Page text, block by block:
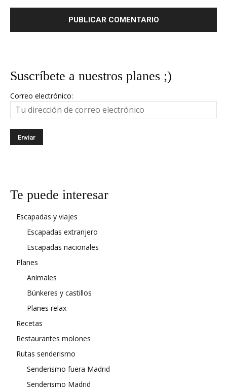
Suscríbete a nuestros planes ;)
Correo electrónico:
Te puede interesar
Escapadas y viajes
Escapadas extranjero
Escapadas nacionales
Planes
Animales
Búnkeres y castillos
Planes relax
Recetas
Restaurantes molones
Rutas senderismo
Senderismo fuera Madrid
Senderismo Madrid